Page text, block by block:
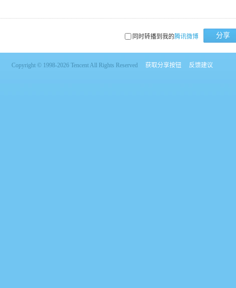
同时转播到我的腾讯微博 分享
Copyright © 1998-2026 Tencent All Rights Reserved 获取分享按钮 反馈建议